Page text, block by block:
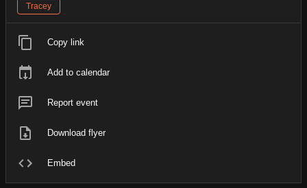
Tracey
Copy link
Add to calendar
Report event
Download flyer
Embed